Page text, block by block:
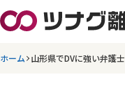
ホーム 山形県でDVに強い弁護士